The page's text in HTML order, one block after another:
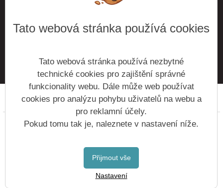
ODESLAT
Prohlášení o přístupnosti Mapa webu Cookies
Copyright © 2016 - 2026 Základní škola Roztoky &
Postaveno ve službě
VlastníŠkolníWeb.cz
| Na redakčním
Vitalex CMS
Tato webová stránka používá cookies
Tato webová stránka používá nezbytné
technické cookies pro zajištění správné
funkcionality webu. Dále může web používat
cookies pro analýzu pohybu uživatelů na webu a
pro reklamní účely.
Pokud tomu tak je, naleznete v nastavení níže.
Přijmout vše
Nastavení